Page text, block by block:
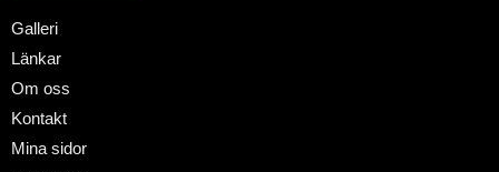
Galleri
Länkar
Om oss
Kontakt
Mina sidor